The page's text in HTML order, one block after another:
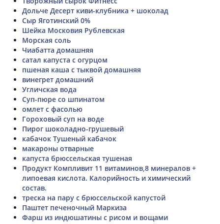
Дольче Десерт киви-клубника + шоколад
Сыр Яготинский 0%
Шейка Московия Рублевская
Морская соль
Чиабатта домашняя
сатал капуста с огурцом
пшеная каша с тыквой домашняя
винегрет домашний
Угличская вода
Суп-пюре со шпинатом
омлет с фасолью
Гороховый суп на воде
Пирог шоколадно-грушевый
кабачок Тушеный кабачок
макароны отварные
капуста брюссельская тушеная
Продукт Компливит 11 витаминов,8 минералов +
липоевая кислота. Калорийность и химический
состав.
треска на пару с брюссельской капустой
Паштет печеночный Маркиза
Фарш из индюшатины с рисом и вощами